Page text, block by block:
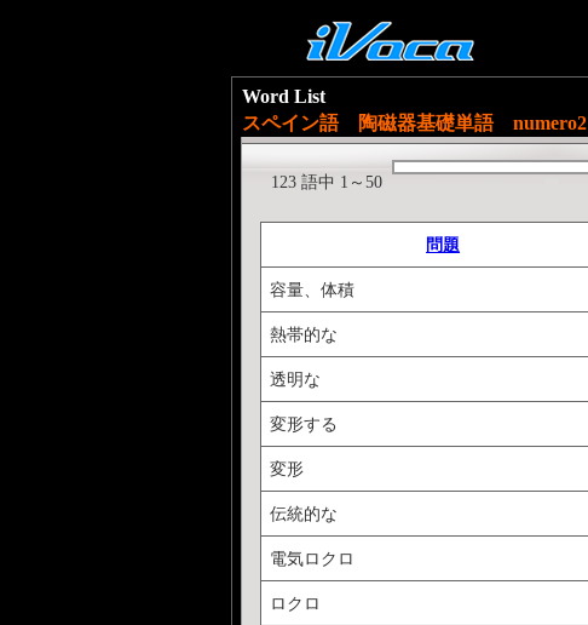
Word List
スペイン語 陶磁器基礎単語 numero2
123 語中 1～50
問題
容量、体積
熱帯的な
透明な
変形する
変形
伝統的な
電気ロクロ
ロクロ